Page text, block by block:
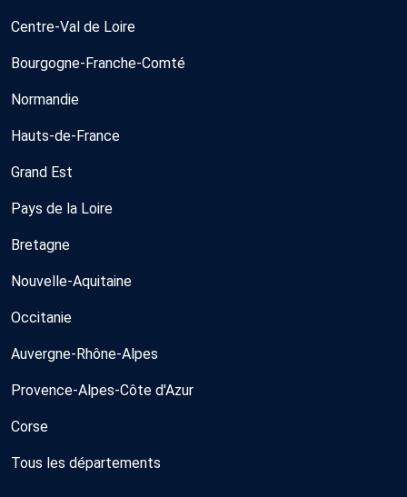
Centre-Val de Loire
Bourgogne-Franche-Comté
Normandie
Hauts-de-France
Grand Est
Pays de la Loire
Bretagne
Nouvelle-Aquitaine
Occitanie
Auvergne-Rhône-Alpes
Provence-Alpes-Côte d'Azur
Corse
Tous les départements